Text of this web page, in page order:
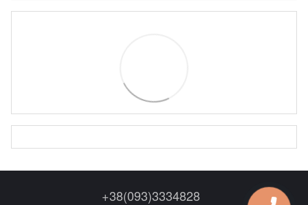
+38(093)3334828